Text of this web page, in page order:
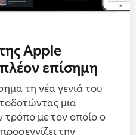
Apple
επίσημη
τη νέα γενιά του
μια
με τον οποίο ο
την